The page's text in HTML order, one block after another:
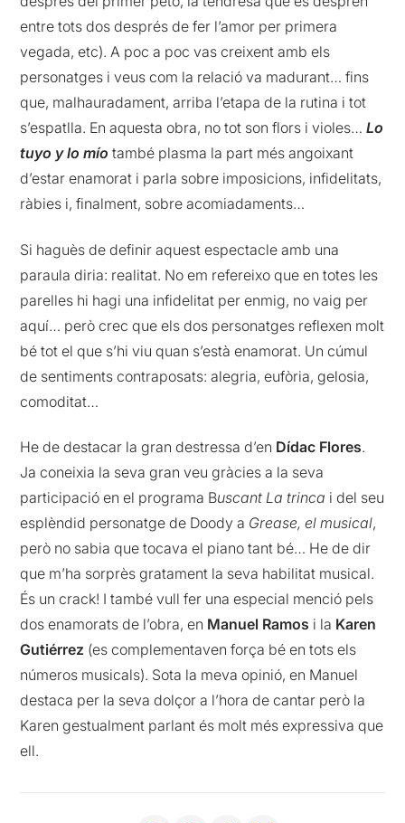
entre tots dos després de fer l’amor per primera
vegada, etc). A poc a poc vas creixent amb els
personatges i veus com la relació va madurant… fins
que, malhauradament, arriba l’etapa de la rutina i tot
s’espatlla. En aquesta obra, no tot son flors i violes… Lo
tuyo y lo mío també plasma la part més angoixant
d’estar enamorat i parla sobre imposicions, infidelitats,
ràbies i, finalment, sobre acomiadaments…
Si haguès de definir aquest espectacle amb una
paraula diria: realitat. No em refereixo que en totes les
parelles hi hagi una infidelitat per enmig, no vaig per
aquí… però crec que els dos personatges reflexen molt
bé tot el que s’hi viu quan s’està enamorat. Un cúmul
de sentiments contraposats: alegria, eufòria, gelosia,
comoditat…
He de destacar la gran destressa d’en Dídac Flores.
Ja coneixia la seva gran veu gràcies a la seva
participació en el programa Buscant La trinca i del seu
esplèndid personatge de Doody a Grease, el musical,
però no sabia que tocava el piano tant bé… He de dir
que m’ha sorprès gratament la seva habilitat musical.
És un crack! I també vull fer una especial menció pels
dos enamorats de l’obra, en Manuel Ramos i la Karen
Gutiérrez (es complementaven força bé en tots els
números musicals). Sota la meva opinió, en Manuel
destaca per la seva dolçor a l’hora de cantar però la
Karen gestualment parlant és molt més expressiva que
ell.